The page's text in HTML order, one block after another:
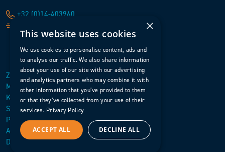
+32 (0)14-403960
Zurück nach oben
Menü öffnen
Kontakt
Startseite
Purchasing Standard Terms and Conditions
Allgemeine Geschäftsbedingungen
Datenschutzerklärung
×
This website uses cookies
We use cookies to personalise content, ads and
to analyse our traffic. We also share information
about your use of our site with our advertising
and analytics partners who may combine it with
other information that you’ve provided to them
or that they’ve collected from your use of their
services. Privacy Policy
ACCEPT ALL DECLINE ALL